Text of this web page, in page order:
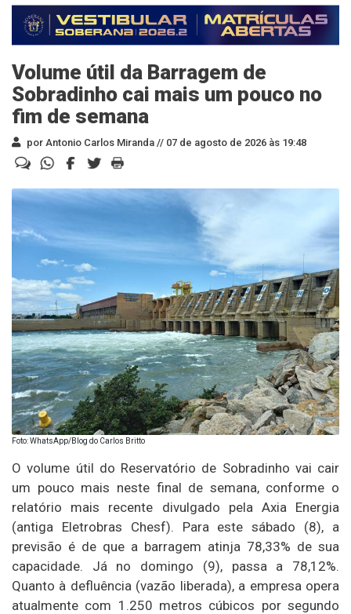
Volume útil da Barragem de
Sobradinho cai mais um pouco no
fim de semana
por Antonio Carlos Miranda // 07 de agosto de 2026 às 19:48
Foto: WhatsApp/Blog do Carlos Britto
O volume útil do Reservatório de Sobradinho vai cair
um pouco mais neste final de semana, conforme o
relatório mais recente divulgado pela Axia Energia
(antiga Eletrobras Chesf). Para este sábado (8), a
previsão é de que a barragem atinja 78,33% de sua
capacidade. Já no domingo (9), passa a 78,12%.
Quanto à defluência (vazão liberada), a empresa opera
atualmente com 1.250 metros cúbicos por segundo